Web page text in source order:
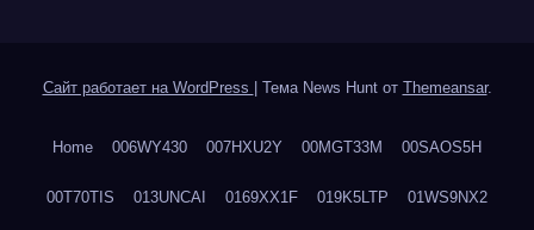
Сайт работает на WordPress Тема News Hunt от Themeansar.
Home 006WY430 007HXU2Y 00MGT33M 00SAOS5H
00T70TIS 013UNCAI 0169XX1F 019K5LTP 01WS9NX2